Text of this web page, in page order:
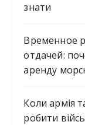
знати
Временное
отдачей:
аренду
Коли армія
робити